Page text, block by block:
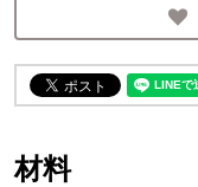
材料